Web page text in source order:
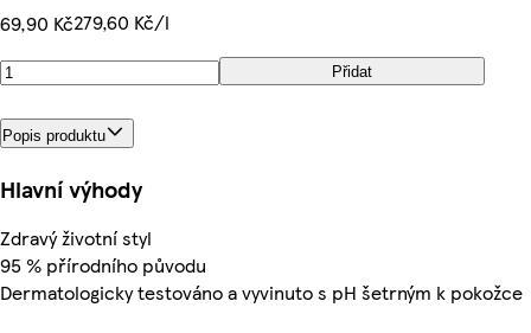
69,90 Kč279,60 Kč/l
Přidat
Popis produktu
Hlavní výhody
Zdravý životní styl
95 % přírodního původu
Dermatologicky testováno a vyvinuto s pH šetrným k pokožce